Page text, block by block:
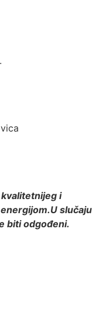
i
slučaju
biti odgođeni.